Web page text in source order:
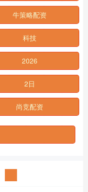
牛策略配资
科技
2026
2日
尚竞配资